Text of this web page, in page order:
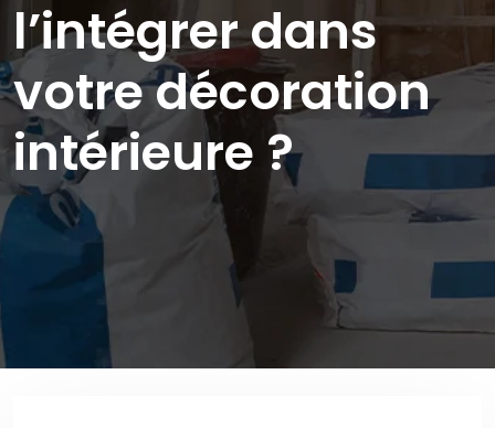
l’intégrer dans
votre décoration
intérieure ?